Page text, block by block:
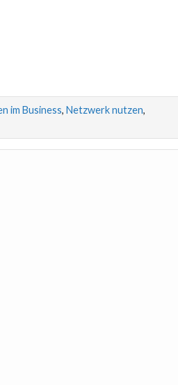
im Business, Netzwerk nutzen,